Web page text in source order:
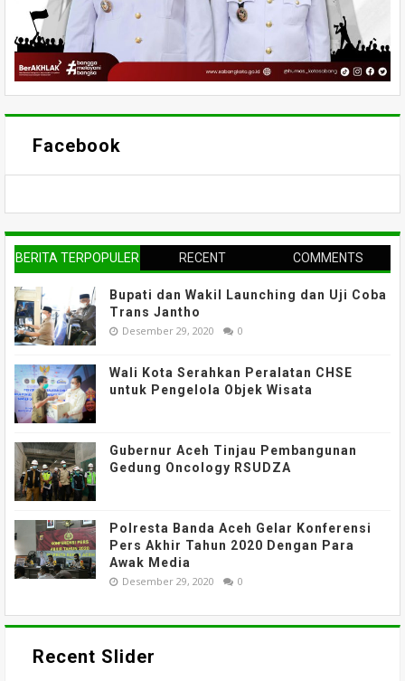
Facebook
BERITA TERPOPULER RECENT COMMENTS
Bupati dan Wakil Launching dan Uji Coba
Trans Jantho
Desember 29, 2020 0
Wali Kota Serahkan Peralatan CHSE
untuk Pengelola Objek Wisata
Gubernur Aceh Tinjau Pembangunan
Gedung Oncology RSUDZA
Polresta Banda Aceh Gelar Konferensi
Pers Akhir Tahun 2020 Dengan Para
Awak Media
Desember 29, 2020 0
Recent Slider